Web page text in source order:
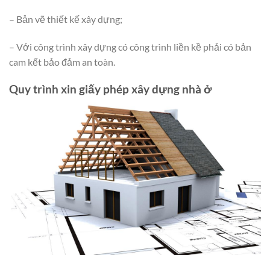
– Bản vẽ thiết kế xây dựng;
– Với công trình xây dựng có công trình liền kề phải có bản
cam kết bảo đảm an toàn.
Quy trình xin giấy phép xây dựng nhà ở